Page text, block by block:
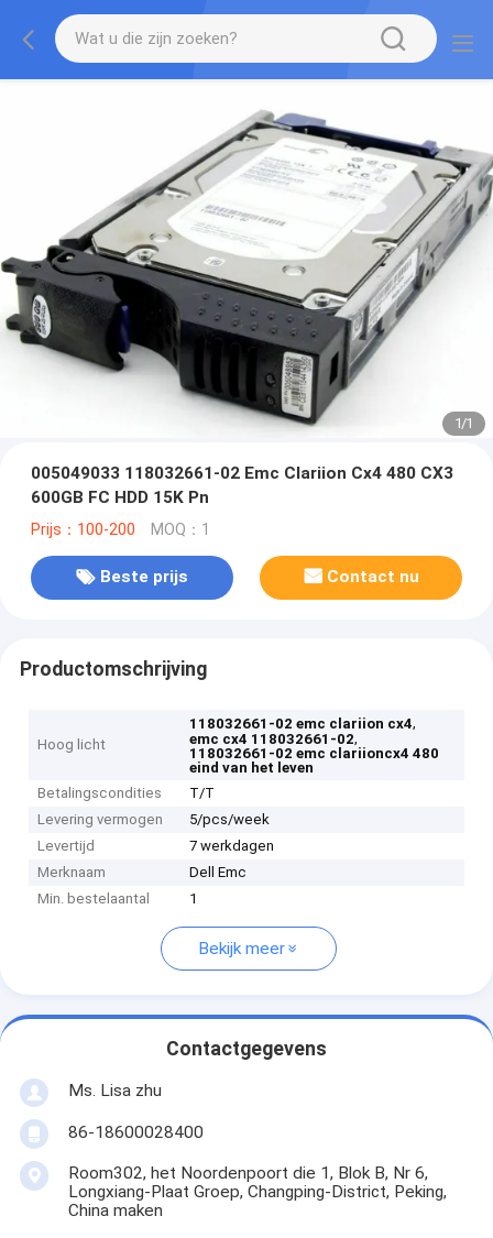
1/1
005049033 118032661-02 Emc Clariion Cx4 480 CX3
600GB FC HDD 15K Pn
Prijs：100-200 MOQ：1
Beste prijs Contact nu
Productomschrijving
Hoog licht
118032661-02 emc clariion cx4,
emc cx4 118032661-02,
118032661-02 emc clariioncx4 480
eind van het leven
Betalingscondities
T/T
Levering vermogen
5/pcs/week
Levertijd
7 werkdagen
Merknaam
Dell Emc
Min. bestelaantal
1
Bekijk meer
Contactgegevens
Ms. Lisa zhu
86-18600028400
Room302, het Noordenpoort die 1, Blok B, Nr 6,
Longxiang-Plaat Groep, Changping-District, Peking,
China maken